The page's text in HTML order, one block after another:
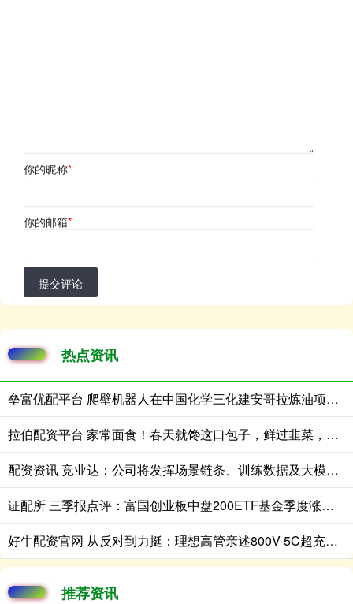
你的昵称*
你的邮箱*
提交评论
热点资讯
垒富优配平台 爬壁机器人在中国化学三化建安哥拉炼油项目完成实战演练
拉伯配资平台 家常面食！春天就馋这口包子，鲜过韭菜，清爽鲜香，鲜到停不了嘴
配资资讯 竞业达：公司将发挥场景链条、训练数据及大模型技术优势，把握市场机遇
证配所 三季报点评：富国创业板中盘200ETF基金季度涨幅15.24%
好牛配资官网 从反对到力挺：理想高管亲述800V 5C超充如何成大电池增程车幸福标配
推荐资讯